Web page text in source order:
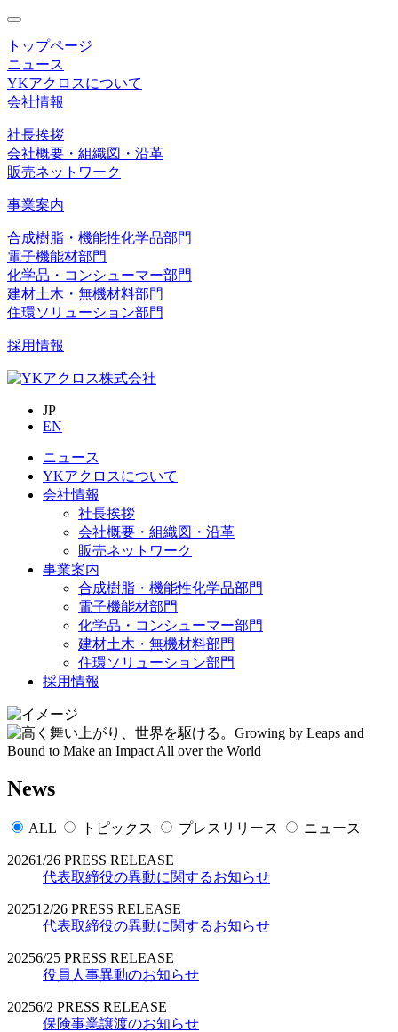
toggle
navigation
トップページ
ニュース
YKアクロスについて
会社情報
社長挨拶
会社概要・組織図・沿革
販売ネットワーク
事業案内
合成樹脂・機能性化学品部門
電子機能材部門
化学品・コンシューマー部門
建材土木・無機材料部門
住環ソリューション部門
採用情報
JP
EN
ニュース
YKアクロスについて
会社情報
社長挨拶
会社概要・組織図・沿革
販売ネットワーク
事業案内
合成樹脂・機能性化学品部門
電子機能材部門
化学品・コンシューマー部門
建材土木・無機材料部門
住環ソリューション部門
採用情報
News
ALL トピックス プレスリリース ニュース
20261/26 PRESS RELEASE
代表取締役の異動に関するお知らせ
202512/26 PRESS RELEASE
代表取締役の異動に関するお知らせ
20256/25 PRESS RELEASE
役員人事異動のお知らせ
20256/2 PRESS RELEASE
保険事業譲渡のお知らせ